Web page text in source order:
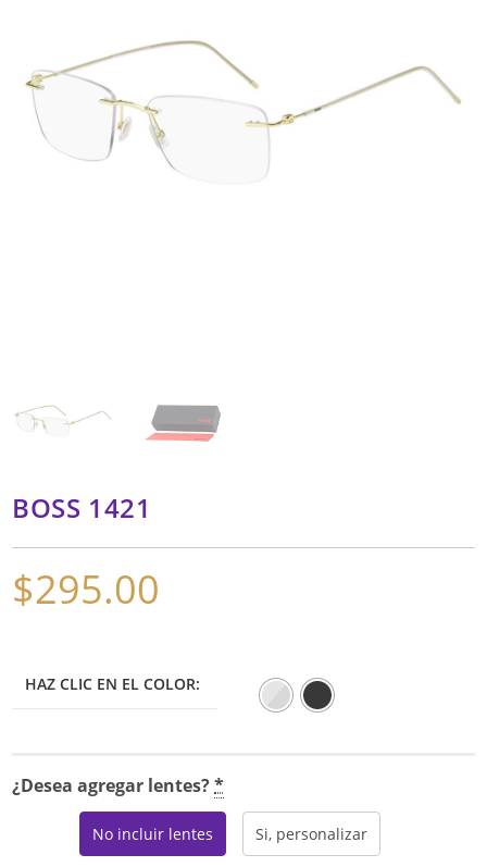
BOSS 1421
$295.00
HAZ CLIC EN EL COLOR:
¿Desea agregar lentes?*
No incluir lentes Si, personalizar